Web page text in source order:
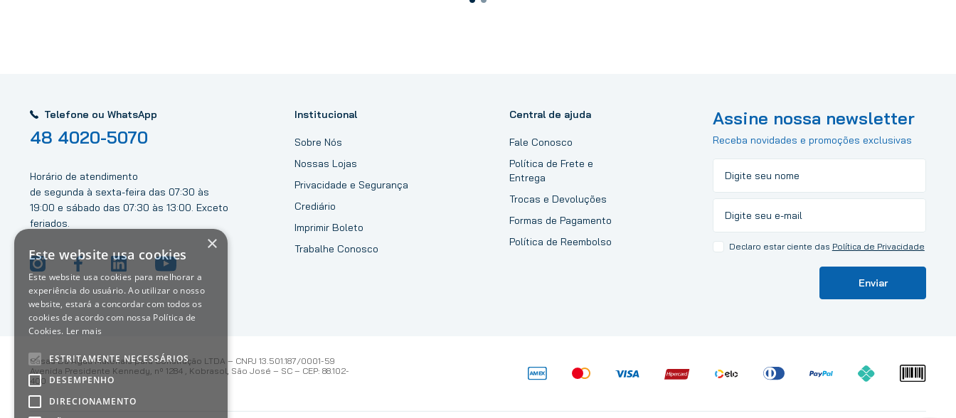
Telefone ou WhatsApp
48 4020-5070
Horário de atendimento
de segunda à sexta-feira das 07:30 às
19:00 e sábado das 07:30 às 13:00. Exceto
feriados.
Institucional
Sobre Nós
Nossas Lojas
Privacidade e Segurança
Crediário
Imprimir Boleto
Trabalhe Conosco
Central de ajuda
Fale Conosco
Política de Frete e
Entrega
Trocas e Devoluções
Formas de Pagamento
Política de Reembolso
Assine nossa newsletter
Receba novidades e promoções exclusivas
Declaro estar ciente das Política de Privacidade
Enviar
Casas Da Água Materiais para Construção LTDA – CNPJ 13.501.187/0001-59
Avenida Presidente Kennedy, nº 1284 , Kobrasol, São José – SC – CEP: 88.102-
400
×
Este website usa cookies
Este website usa cookies para melhorar a
experiência do usuário. Ao utilizar o nosso
website, estará a concordar com todos os
cookies de acordo com nossa Política de
Cookies. Ler mais
ESTRITAMENTE NECESSÁRIOS
DESEMPENHO
DIRECIONAMENTO